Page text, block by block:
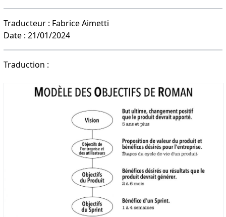
Traducteur : Fabrice Aimetti
Date : 21/01/2024
Traduction :